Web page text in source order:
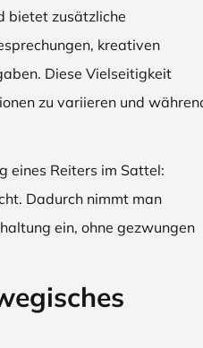
bietet zusätzliche
kreativen
Diese Vielseitigkeit
zu variieren und
eines Reiters im Sattel:
Dadurch nimmt man
ein, ohne gezwungen